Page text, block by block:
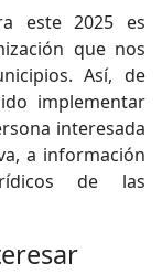
este 2025 es
que nos
Así, de
implementar
interesada
a información
de las